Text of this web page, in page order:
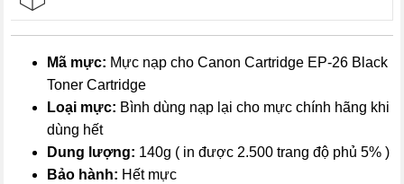
Mã mực: Mực nạp cho Canon Cartridge EP-26 Black
Toner Cartridge
Loại mực: Bình dùng nạp lại cho mực chính hãng khi
dùng hết
Dung lượng: 140g ( in được 2.500 trang độ phủ 5% )
Bảo hành: Hết mực